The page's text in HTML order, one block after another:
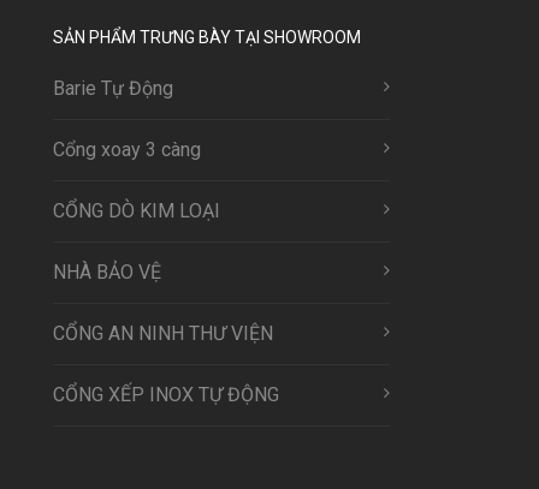
SẢN PHẨM TRƯNG BÀY TẠI SHOWROOM
Barie Tự Động
Cổng xoay 3 càng
CỔNG DÒ KIM LOẠI
NHÀ BẢO VỆ
CỔNG AN NINH THƯ VIỆN
CỔNG XẾP INOX TỰ ĐỘNG